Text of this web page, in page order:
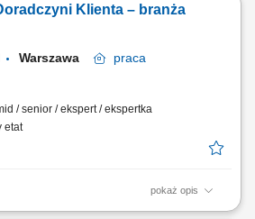
Klienta – branża
Warszawa
praca
/ senior / ekspert / ekspertka
etat
pokaż opis
i budowanie z nimi długofalowych